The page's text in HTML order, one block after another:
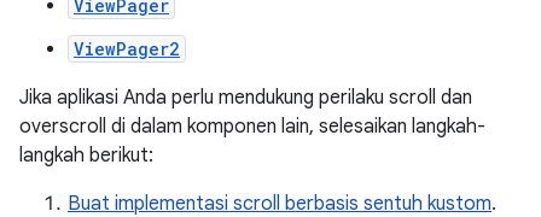
ViewPager
ViewPager2
Jika aplikasi Anda perlu mendukung perilaku scroll dan
overscroll di dalam komponen lain, selesaikan langkah-
langkah berikut:
Buat implementasi scroll berbasis sentuh kustom.